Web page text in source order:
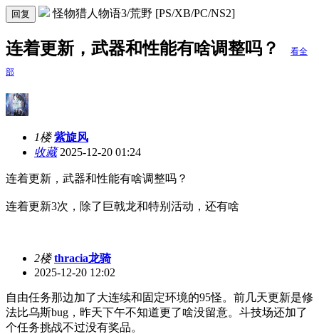
回复 怪物猎人物语3/荒野 [PS/XB/PC/NS2]
连着更新，武器和性能有啥调整吗？ 看全
部
1楼 紫旋风
收藏2025-12-20 01:24
连着更新，武器和性能有啥调整吗？
连着更新3次，除了巨戟龙和特别活动，还有啥
2楼 thracia龙骑
2025-12-20 12:02
自由任务那边加了大连续和固定环境的95怪。前几天更新是修
法比乌斯bug，昨天下午不知道更了啥没留意。斗技场还加了
个任务挑战不过没有奖品。